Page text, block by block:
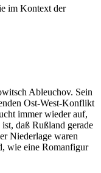
im Kontext der
Ableuchov. Sein
Ost-West-Konflikt
immer wieder auf,
daß Rußland gerade
Niederlage waren
wie eine Romanfigur